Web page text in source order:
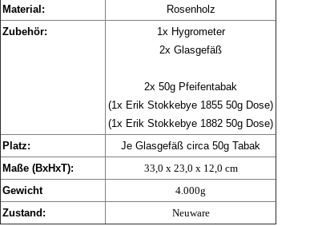
Material:
Rosenholz
Zubehör:
1x Hygrometer
2x Glasgefäß
2x 50g Pfeifentabak
(1x Erik Stokkebye 1855 50g Dose)
(1x Erik Stokkebye 1882 50g Dose)
Platz:
Je Glasgefäß circa 50g Tabak
Maße (BxHxT):
33,0 x 23,0 x 12,0 cm
Gewicht
4.000g
Zustand:
Neuware